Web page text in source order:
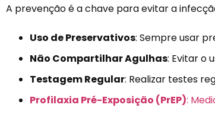
A prevenção é a chave para evitar a
Uso de Preservativos: Sempre usar
Não Compartilhar Agulhas: Evitar o
Testagem Regular: Realizar testes
Profilaxia Pré-Exposição (PrEP):